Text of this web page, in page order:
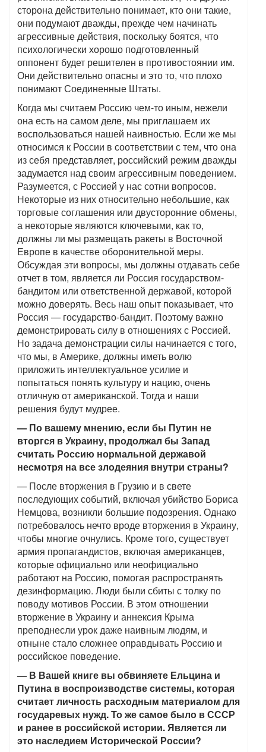
сторона действительно понимает, кто они такие,
они подумают дважды, прежде чем начинать
агрессивные действия, поскольку боятся, что
психологически хорошо подготовленный
оппонент будет решителен в противостоянии им.
Они действительно опасны и это то, что плохо
понимают Соединенные Штаты.
Когда мы считаем Россию чем-то иным, нежели
она есть на самом деле, мы приглашаем их
воспользоваться нашей наивностью. Если же мы
относимся к России в соответствии с тем, что она
из себя представляет, российский режим дважды
задумается над своим агрессивным поведением.
Разумеется, с Россией у нас сотни вопросов.
Некоторые из них относительно небольшие, как
торговые соглашения или двусторонние обмены,
а некоторые являются ключевыми, как то,
должны ли мы размещать ракеты в Восточной
Европе в качестве оборонительной меры.
Обсуждая эти вопросы, мы должны отдавать себе
отчет в том, является ли Россия государством-
бандитом или ответственной державой, которой
можно доверять. Весь наш опыт показывает, что
Россия — государство-бандит. Поэтому важно
демонстрировать силу в отношениях с Россией.
Но задача демонстрации силы начинается с того,
что мы, в Америке, должны иметь волю
приложить интеллектуальное усилие и
попытаться понять культуру и нацию, очень
отличную от американской. Тогда и наши
решения будут мудрее.
— По вашему мнению, если бы Путин не
вторгся в Украину, продолжал бы Запад
считать Россию нормальной державой
несмотря на все злодеяния внутри страны?
— После вторжения в Грузию и в свете
последующих событий, включая убийство Бориса
Немцова, возникли большие подозрения. Однако
потребовалось нечто вроде вторжения в Украину,
чтобы многие очнулись. Кроме того, существует
армия пропагандистов, включая американцев,
которые официально или неофициально
работают на Россию, помогая распространять
дезинформацию. Люди были сбиты с толку по
поводу мотивов России. В этом отношении
вторжение в Украину и аннексия Крыма
преподнесли урок даже наивным людям, и
отныне стало сложнее оправдывать Россию и
российское поведение.
— В Вашей книге вы обвиняете Ельцина и
Путина в воспроизводстве системы, которая
считает личность расходным материалом для
государевых нужд. То же самое было в СССР
и ранее в российской истории. Является ли
это наследием Исторической России?